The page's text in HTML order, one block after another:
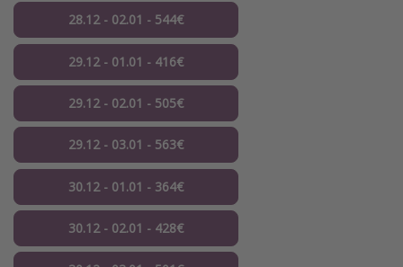
28.12 - 02.01 - 544€
29.12 - 01.01 - 416€
29.12 - 02.01 - 505€
29.12 - 03.01 - 563€
30.12 - 01.01 - 364€
30.12 - 02.01 - 428€